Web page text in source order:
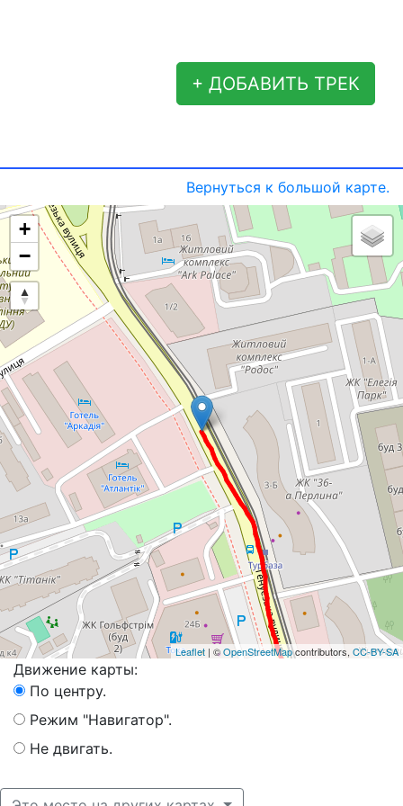
+ ДОБАВИТЬ ТРЕК
Вернуться к большой карте.
+
−
Leaflet | ©OpenStreetMapcontributors, CC-BY-SA
Движение карты:
По центру.
Режим "Навигатор".
Не двигать.